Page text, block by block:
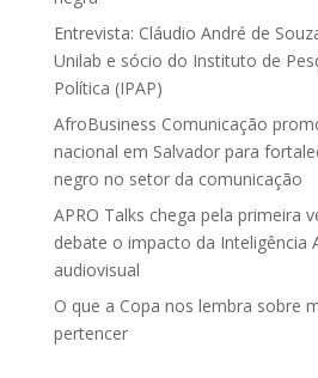
Entrevista: Cláudio André de
Unilab e sócio do Instituto de
Política (IPAP)
AfroBusiness Comunicação
nacional em Salvador para
negro no setor da comunicação
APRO Talks chega pela primeira
debate o impacto da Inteligência
audiovisual
O que a Copa nos lembra sobre
pertencer